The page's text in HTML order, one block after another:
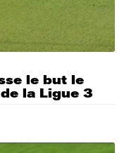
le but le
la Ligue 3